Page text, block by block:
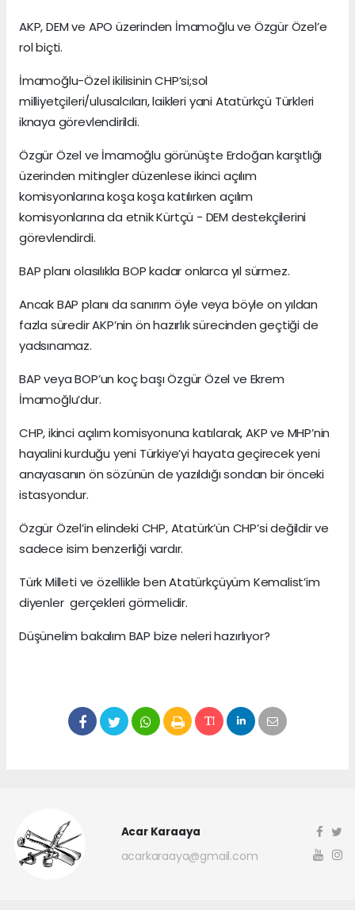
AKP, DEM ve APO üzerinden İmamoğlu ve Özgür Özel’e
rol biçti.
İmamoğlu-Özel ikilisinin CHP’si;sol
milliyetçileri/ulusalcıları, laikleri yani Atatürkçü Türkleri
iknaya görevlendirildi.
Özgür Özel ve İmamoğlu görünüşte Erdoğan karşıtlığı
üzerinden mitingler düzenlese ikinci açılım
komisyonlarına koşa koşa katılırken açılım
komisyonlarına da etnik Kürtçü - DEM destekçilerini
görevlendirdi.
BAP planı olasılıkla BOP kadar onlarca yıl sürmez.
Ancak BAP planı da sanırım öyle veya böyle on yıldan
fazla süredir AKP’nin ön hazırlık sürecinden geçtiği de
yadsınamaz.
BAP veya BOP’un koç başı Özgür Özel ve Ekrem
İmamoğlu’dur.
CHP, ikinci açılım komisyonuna katılarak, AKP ve MHP’nin
hayalini kurduğu yeni Türkiye’yi hayata geçirecek yeni
anayasanın ön sözünün de yazıldığı sondan bir önceki
istasyondur.
Özgür Özel’in elindeki CHP, Atatürk’ün CHP’si değildir ve
sadece isim benzerliği vardır.
Türk Milleti ve özellikle ben Atatürkçüyüm Kemalist’im
diyenler gerçekleri görmelidir.
Düşünelim bakalım BAP bize neleri hazırlıyor?
Acar Karaaya
acarkaraaya@gmail.com